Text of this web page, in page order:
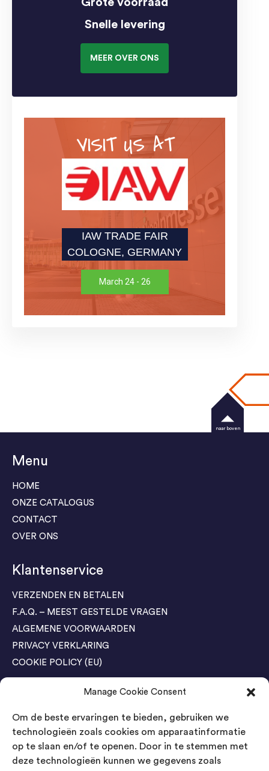
Manage Cookie Consent
Om de beste ervaringen te bieden, gebruiken we
technologieën zoals cookies om apparaatinformatie
op te slaan en/of te openen. Door in te stemmen met
deze technologieën kunnen we gegevens zoals
Snelle levering
MEER OVER ONS
VISIT US AT
IAW TRADE FAIR
COLOGNE, GERMANY
March 24 - 26
Menu
HOME
ONZE CATALOGUS
CONTACT
OVER ONS
Klantenservice
VERZENDEN EN BETALEN
F.A.Q. – MEEST GESTELDE VRAGEN
ALGEMENE VOORWAARDEN
PRIVACY VERKLARING
COOKIE POLICY (EU)
Agenda Trade Shows
04-05 November / SVG FAIR Winterswijk
Bestel GRATIS kaarten
Bestel GRATIS kaarten
naar boven